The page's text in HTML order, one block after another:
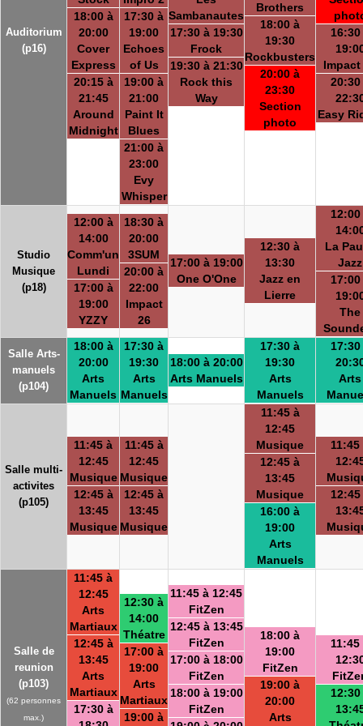
Auditorium
(p16)
18:00 à
20:00
Cover
Express
20:15 à
21:45
Around
Midnight
17:30 à
19:00
Echoes
of Us
19:00 à
21:00
Paint It
Blues
21:00 à
23:00
Evy
Whisper
Sambanautes
17:30 à 19:30
Frock
19:30 à 21:30
Rock this
Way
Brothers
18:00 à
19:30
Rockbusters
20:00 à
23:30
Section
photo
16:30
Impact
20:30
Easy
Studio
Musique
(p18)
12:00 à
14:00
Comm'un
Lundi
17:00 à
19:00
YZZY
18:30 à
20:00
3SUM
20:00 à
22:00
Impact
26
17:00 à 19:00
One O'One
12:30 à
13:30
Jazz en
Lierre
12:00
La
Jazz
17:00
The
Salle Arts-
manuels
(p104)
18:00 à
20:00
Arts
Manuels
17:30 à
19:30
Arts
Manuels
18:00 à 20:00
Arts Manuels
17:30 à
19:30
Arts
Manuels
17:30
Arts
Salle multi-
activites
(p105)
11:45 à
12:45
Musique
12:45 à
13:45
Musique
11:45 à
12:45
Musique
12:45 à
13:45
Musique
11:45 à
12:45
Musique
12:45 à
13:45
Musique
16:00 à
19:00
Arts
Manuels
11:45
12:45
Salle de
reunion
(p103)
(62 personnes
max.)
11:45 à
12:45
Arts
Martiaux
12:45 à
13:45
Arts
Martiaux
17:30 à
12:30 à
14:00
Théatre
17:00 à
19:00
Arts
Martiaux
19:00 à
11:45 à 12:45
FitZen
12:45 à 13:45
FitZen
17:00 à 18:00
FitZen
18:00 à 19:00
FitZen
18:00 à
19:00
FitZen
19:00 à
20:00
Arts
11:45
12:30